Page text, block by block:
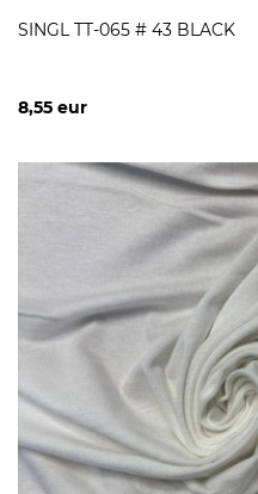
SINGL TT-065 # 43 BLACK
8,55 eur